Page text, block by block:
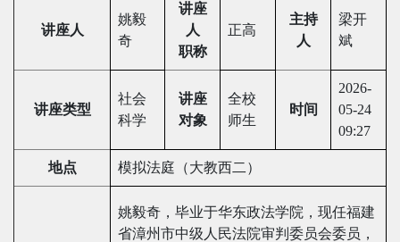
讲座人
姚毅
奇
讲座
人
职称
正高
主持
人
梁开
斌
讲座类型
社会
科学
讲座
对象
全校
师生
时间
2026-
05-24
09:27
地点 模拟法庭（大教西二）
姚毅奇，毕业于华东政法学院，现任福建
省漳州市中级人民法院审判委员会委员，